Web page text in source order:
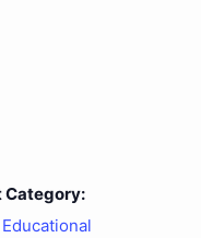
Category: